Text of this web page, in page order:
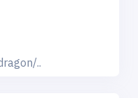
..